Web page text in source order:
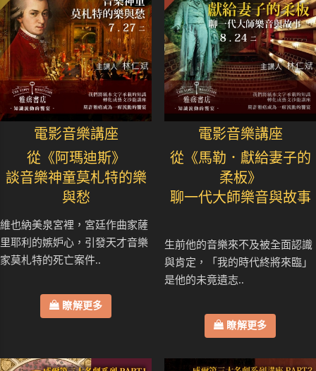
電影音樂講座
從《阿瑪迪斯》
談音樂神童莫札特的樂
與愁
維也納美泉宮裡，宮廷作曲家薩
里耶利的嫉妒心，引發天才音樂
家莫札特的死亡案件..
瞭解更多
電影音樂講座
從《馬勒．獻給妻子的
柔板》
聊一代大師樂音與故事
生前他的音樂來不及被全面認識
與肯定，「我的時代終將來臨」
是他的未竟遺志..
瞭解更多